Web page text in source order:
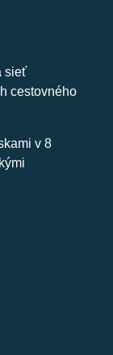
sieť
cestovného
v 8